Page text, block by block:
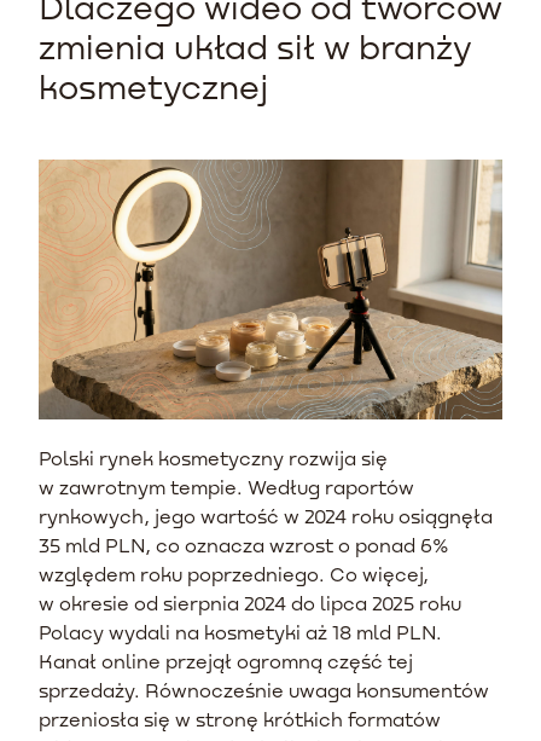
zmienia układ sił w branży
kosmetycznej
Polski rynek kosmetyczny rozwija się
w zawrotnym tempie. Według raportów
rynkowych, jego wartość w 2024 roku osiągnęła
35 mld PLN, co oznacza wzrost o ponad 6%
względem roku poprzedniego. Co więcej,
w okresie od sierpnia 2024 do lipca 2025 roku
Polacy wydali na kosmetyki aż 18 mld PLN.
Kanał online przejął ogromną część tej
sprzedaży. Równocześnie uwaga konsumentów
przeniosła się w stronę krótkich formatów